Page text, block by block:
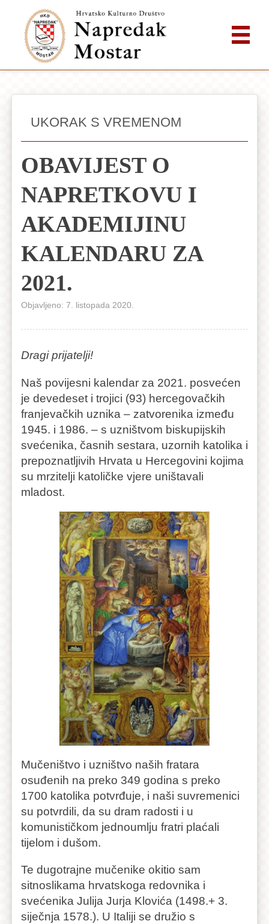
UKORAK S VREMENOM
OBAVIJEST O
NAPRETKOVU I
AKADEMIJINU
KALENDARU ZA
2021.
Objavljeno: 7. listopada 2020.
Dragi prijatelji!
Naš povijesni kalendar za 2021. posvećen
je devedeset i trojici (93) hercegovačkih
franjevačkih uznika – zatvorenika između
1945. i 1986. – s uzništvom biskupijskih
svećenika, časnih sestara, uzornih katolika i
prepoznatljivih Hrvata u Hercegovini kojima
su mrzitelji katoličke vjere uništavali
mladost.
Mučeništvo i uzništvo naših fratara
osuđenih na preko 349 godina s preko
1700 katolika potvrđuje, i naši suvremenici
su potvrdili, da su dram radosti i u
komunističkom jednoumlju fratri plaćali
tijelom i dušom.
Te dugotrajne mučenike okitio sam
sitnoslikama hrvatskoga redovnika i
svećenika Julija Jurja Klovića (1498.+ 3.
siječnja 1578.). U Italiji se družio s